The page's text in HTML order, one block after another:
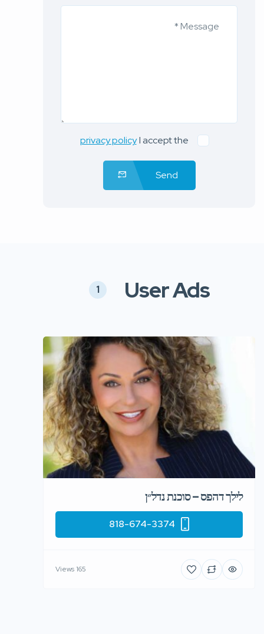
I accept the
privacy policy
Send
User Ads
1
לילך דהפס – סוכנת נדל״ן
818-674-3374
165 Views